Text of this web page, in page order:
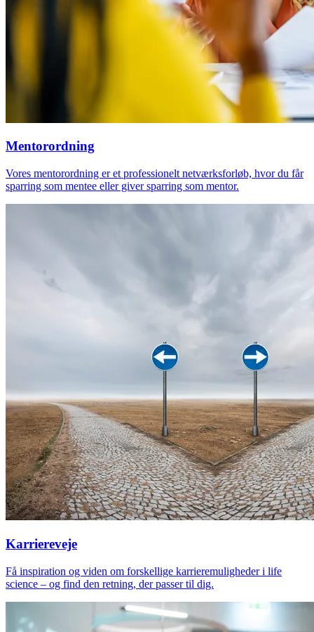
Mentorordning
Vores mentorordning er et professionelt netværksforløb, hvor du får
sparring som mentee eller giver sparring som mentor.
Karriereveje
Få inspiration og viden om forskellige karrieremuligheder i life
science – og find den retning, der passer til dig.